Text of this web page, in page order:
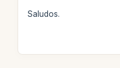
Saludos.